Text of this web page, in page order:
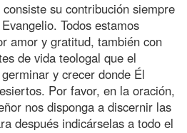
su contribución siempre
Todos estamos
amor y gratitud, también con
de vida teologal que el
y crecer donde Él
Por favor, en la oración,
nos disponga a discernir las
después indicárselas a todo el